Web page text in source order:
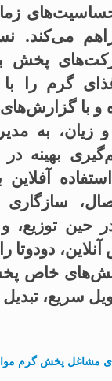
حساسیت‌های
می‌کند.
پخش
گرم
با گزارش‌های
زیان، به
بهینه در
سازگاری
حین توزیع، و
دودوتا
خاص
سریع،
مشاغل پخش گرم